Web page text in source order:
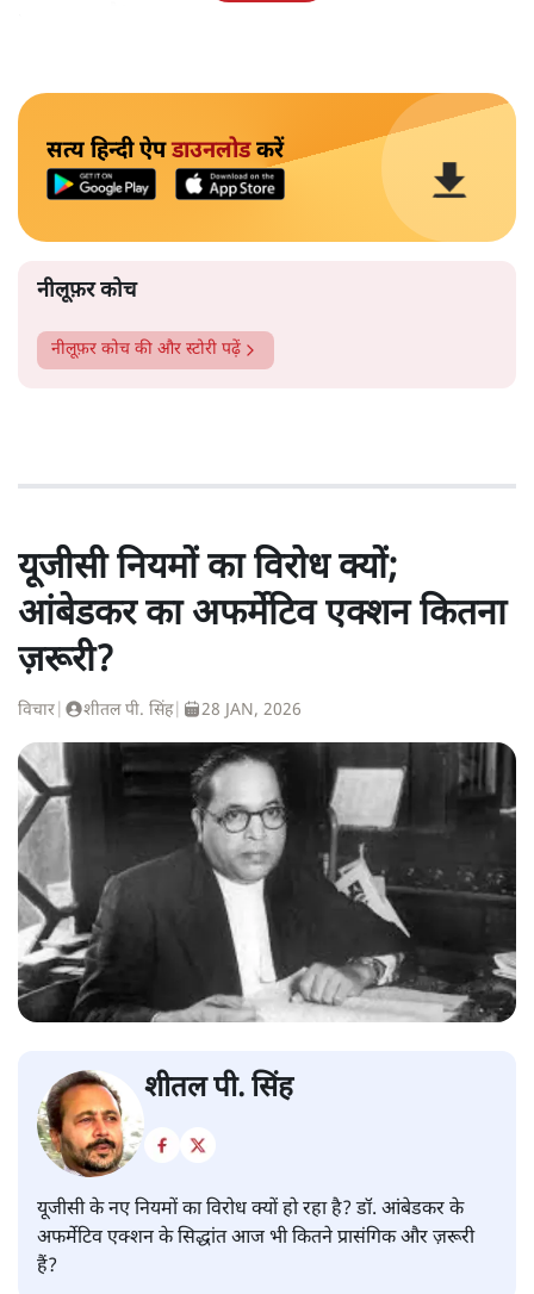
सत्य हिन्दी ऐपडाउनलोडकरें
नीलूफ़र कोच
नीलूफ़र कोच की और स्टोरी पढ़ें
यूजीसी नियमों का विरोध क्यों;
आंबेडकर का अफर्मेटिव एक्शन कितना
ज़रूरी?
विचार शीतल पी. सिंह| 28 JAN, 2026
शीतल पी. सिंह
यूजीसी के नए नियमों का विरोध क्यों हो रहा है? डॉ. आंबेडकर के
अफर्मेटिव एक्शन के सिद्धांत आज भी कितने प्रासंगिक और ज़रूरी
हैं?